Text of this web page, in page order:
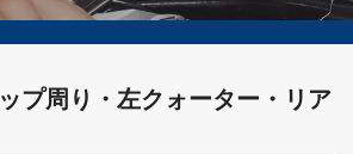
プ周り・左クォーター・リア